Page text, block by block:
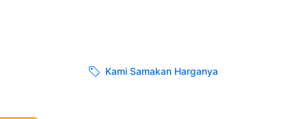
Kami Samakan Harganya